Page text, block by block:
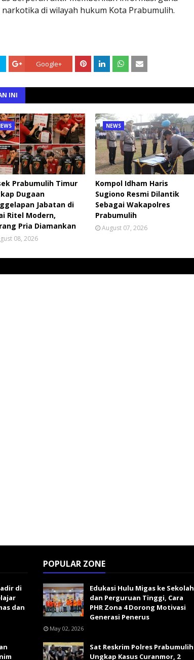
di wilayah hukum Kota Prabumulih.
Google+
INI
Prabumulih Timur
Dugaan
Jabatan di
Ritel Modern,
Pria Diamankan
08, 2026
NEWS
Kompol Idham Haris
Sugiono Resmi Dilantik
Sebagai Wakapolres
Prabumulih
August 07, 2026
di
dan
POPULAR ZONE
Edukasi Hulu Migas ke Sekolah
dan Perguruan Tinggi, Cara
PHR Zona 4 Dorong Motivasi
Generasi Penerus
May 02, 2026
Sat Reskrim Polres Prabumulih
Ungkap Kasus Curanmor, 2